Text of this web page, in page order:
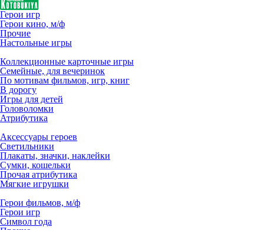
Герои игр
Герои кино, м/ф
Прочие
Настольные игры
Коллекционные карточные игры
Семейные, для вечеринок
По мотивам фильмов, игр, книг
В дорогу
Игры для детей
Головоломки
Атрибутика
Аксессуары героев
Светильники
Плакаты, значки, наклейки
Сумки, кошельки
Прочая атрибутика
Мягкие игрушки
Герои фильмов, м/ф
Герои игр
Символ года